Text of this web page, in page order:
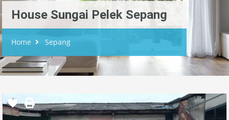
House Sungai Pelek Sepang
Home Sepang